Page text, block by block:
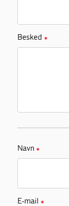
Besked ✱
Navn ✱
E-mail ✱